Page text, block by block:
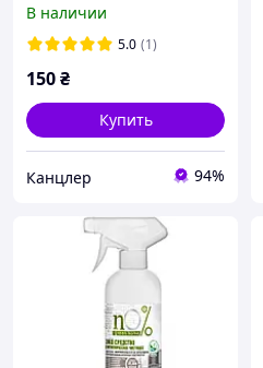
В наличии
5.0 (1)
150₴
Купить
Канцлер 94%